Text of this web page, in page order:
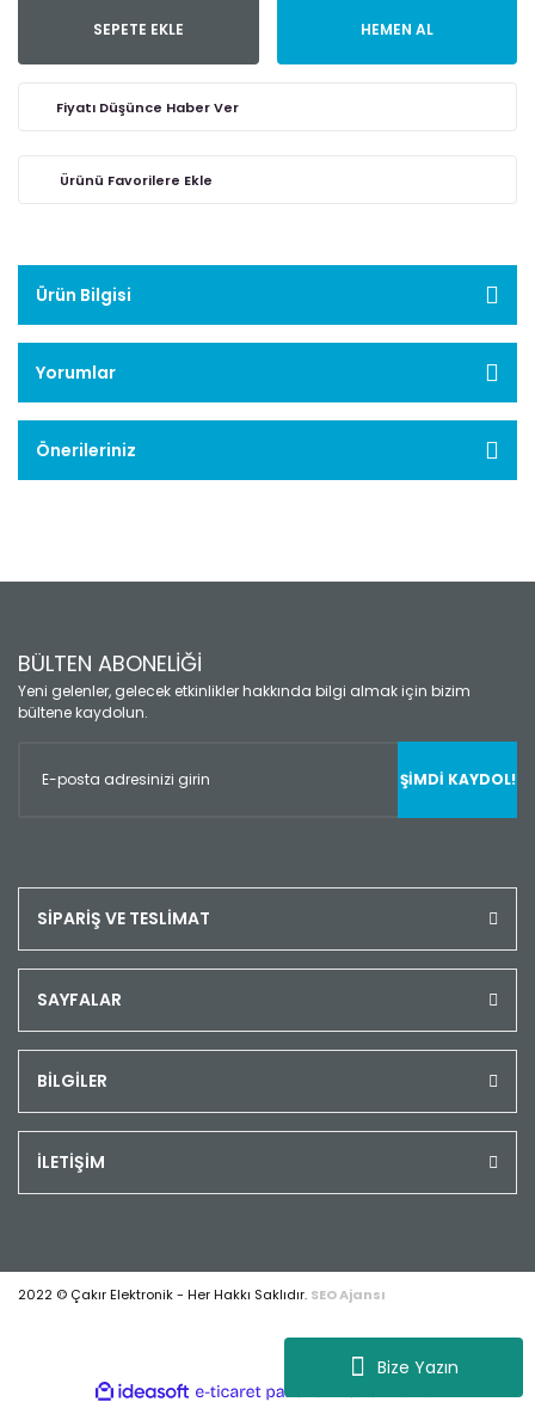
Bize Yazın
SEPETE EKLE HEMEN AL
Fiyatı Düşünce Haber Ver
Ürün Bilgisi
Yorumlar
Önerileriniz
BÜLTEN ABONELİĞİ
Yeni gelenler, gelecek etkinlikler hakkında bilgi almak için bizim
bültene kaydolun.
ŞİMDİ KAYDOL!
SİPARİŞ VE TESLİMAT
SAYFALAR
BİLGİLER
İLETİŞİM
2022 © Çakır Elektronik - Her Hakkı Saklıdır. SEO Ajansı
ideasoft